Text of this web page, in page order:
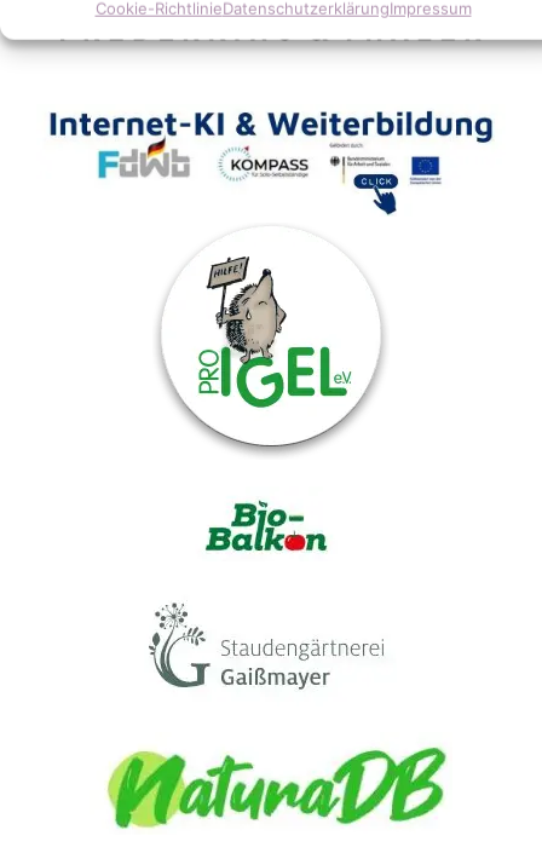
Cookie-RichtlinieDatenschutzerklärungImpressum